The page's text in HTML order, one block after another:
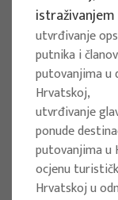
Project
Renata
EU PROJECTS
utvrđivanje
putnika i
putovanjima u
Hrvatskoj,
utvrđivanje
ponude
putovanjima u
ocjenu
Hrvatskoj u